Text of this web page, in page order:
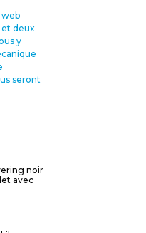
et deux
y
seront
noir
avec